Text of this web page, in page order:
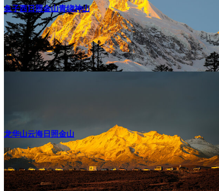
鱼子西日照金山青绕神山
龙华山云海日照金山